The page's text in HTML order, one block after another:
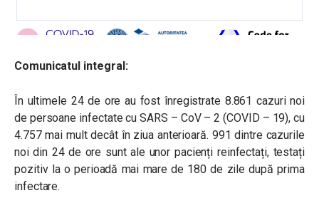
Comunicatul integral:
În ultimele 24 de ore au fost înregistrate 8.861 cazuri noi
de persoane infectate cu SARS – CoV – 2 (COVID – 19), cu
4.757 mai mult decât în ziua anterioară. 991 dintre cazurile
noi din 24 de ore sunt ale unor pacienți reinfectați, testați
pozitiv la o perioadă mai mare de 180 de zile după prima
infectare.